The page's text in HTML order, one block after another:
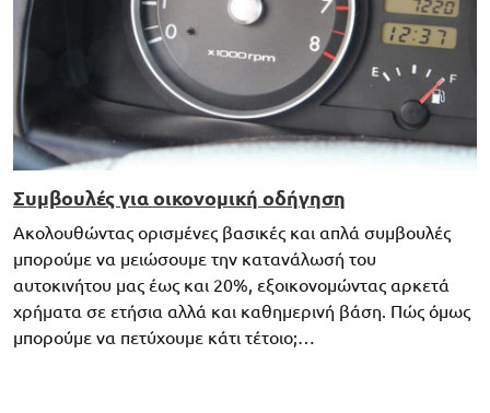
Συμβουλές για οικονομική οδήγηση
Ακολουθώντας ορισμένες βασικές και απλά συμβουλές
μπορούμε να μειώσουμε την κατανάλωσή του
αυτοκινήτου μας έως και 20%, εξοικονομώντας αρκετά
χρήματα σε ετήσια αλλά και καθημερινή βάση. Πώς όμως
μπορούμε να πετύχουμε κάτι τέτοιο;…